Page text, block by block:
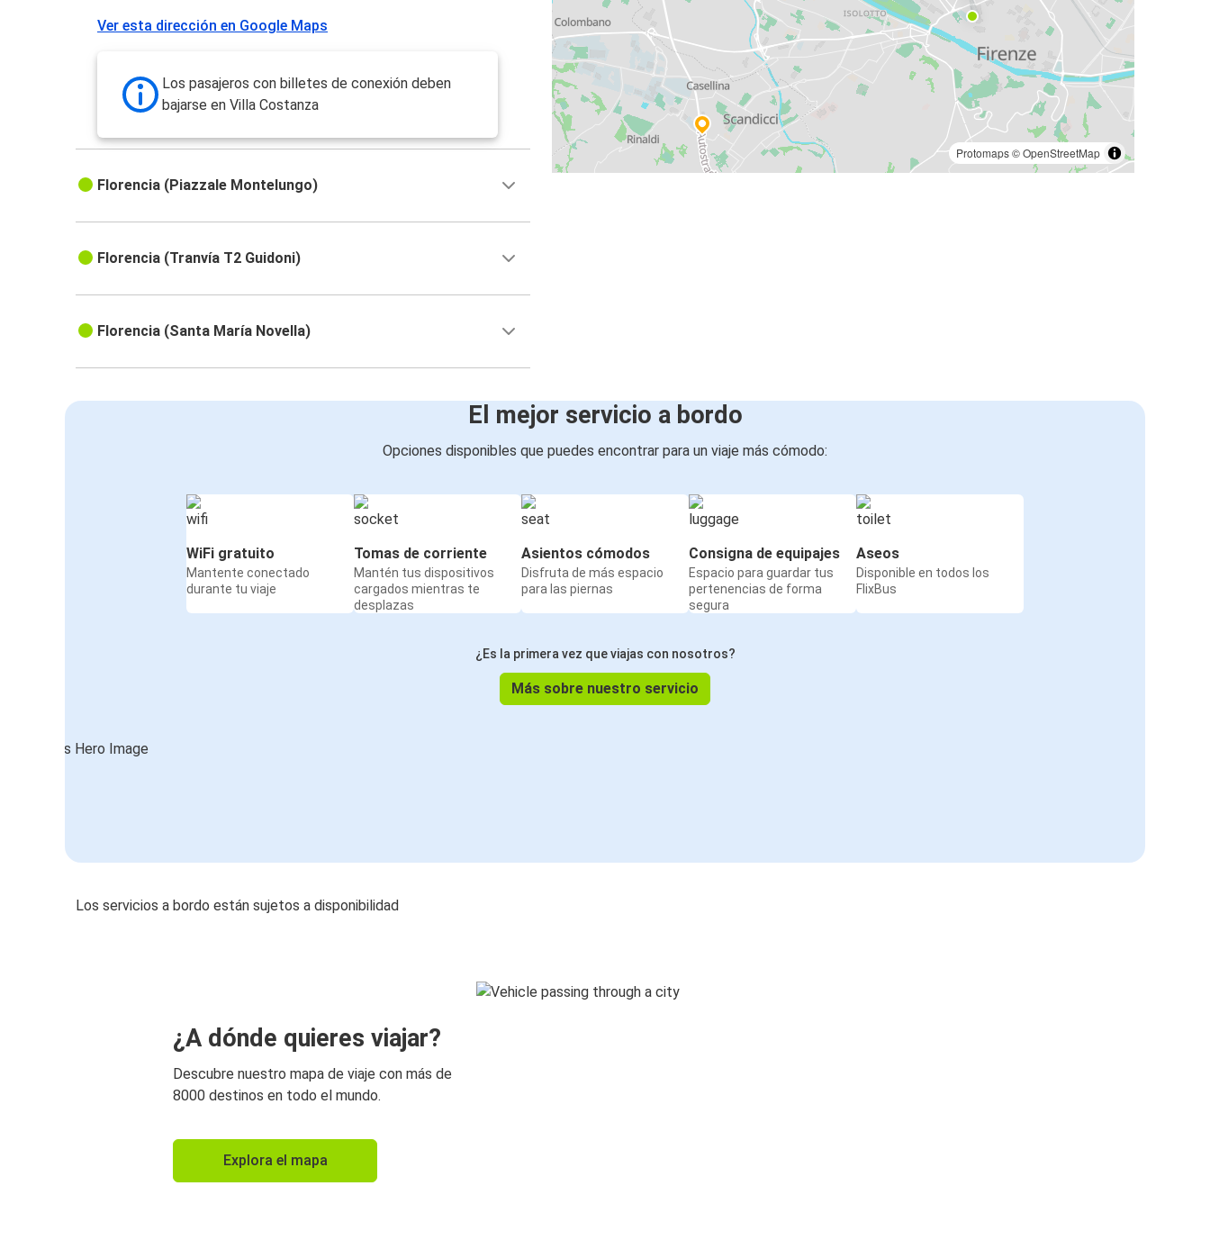
Protomaps©OpenStreetMap
Ver esta dirección en Google Maps
Los pasajeros con billetes de conexión deben
bajarse en Villa Costanza
Florencia (Piazzale Montelungo)
Florencia (Tranvía T2 Guidoni)
Florencia (Santa María Novella)
El mejor servicio a bordo
Opciones disponibles que puedes encontrar para un viaje más cómodo:
WiFi gratuito
Mantente conectado
durante tu viaje
Tomas de corriente
Mantén tus dispositivos
cargados mientras te
desplazas
Asientos cómodos
Disfruta de más espacio
para las piernas
Consigna de equipajes
Espacio para guardar tus
pertenencias de forma
segura
Aseos
Disponible en todos los
FlixBus
¿Es la primera vez que viajas con nosotros?
Más sobre nuestro servicio
Los servicios a bordo están sujetos a disponibilidad
¿A dónde quieres viajar?
Descubre nuestro mapa de viaje con más de
8000 destinos en todo el mundo.
Explora el mapa